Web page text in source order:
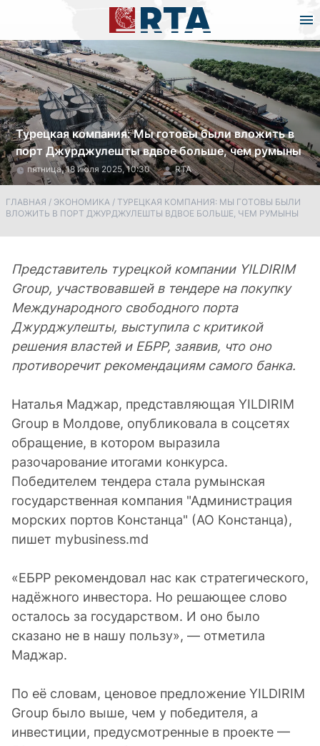
Турецкая компания: Мы готовы были вложить в
порт Джурджулешты вдвое больше, чем румыны
пятница, 18 июля 2025, 10:30 RTA
ГЛАВНАЯ / ЭКОНОМИКА / ТУРЕЦКАЯ КОМПАНИЯ: МЫ ГОТОВЫ БЫЛИ
ВЛОЖИТЬ В ПОРТ ДЖУРДЖУЛЕШТЫ ВДВОЕ БОЛЬШЕ, ЧЕМ РУМЫНЫ
Представитель турецкой компании YILDIRIM
Group, участвовавшей в тендере на покупку
Международного свободного порта
Джурджулешты, выступила с критикой
решения властей и ЕБРР, заявив, что оно
противоречит рекомендациям самого банка.
Наталья Маджар, представляющая YILDIRIM
Group в Молдове, опубликовала в соцсетях
обращение, в котором выразила
разочарование итогами конкурса.
Победителем тендера стала румынская
государственная компания "Администрация
морских портов Констанца" (АО Констанца),
пишет mybusiness.md
«ЕБРР рекомендовал нас как стратегического,
надёжного инвестора. Но решающее слово
осталось за государством. И оно было
сказано не в нашу пользу», — отметила
Маджар.
По её словам, ценовое предложение YILDIRIM
Group было выше, чем у победителя, а
инвестиции, предусмотренные в проекте —